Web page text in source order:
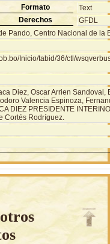
Formato
Text
Derechos
GFDL
Pando, Centro Nacional de la
Inicio/tabid/36/ctl/
Diez, Oscar Arrien
Valencia Espinoza,
DIEZ PRESIDENTE
Cortés Rodríguez.